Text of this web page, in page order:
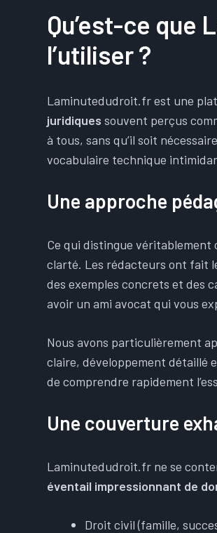
Qu’est-ce
l’utiliser ?
Laminutedudroit.fr est une
juridiques souvent perçus
à tous, sans qu’il soit
vocabulaire technique
Une approche
Ce qui distingue véritablement
clarté. Les rédacteurs ont fait
des exemples concrets et des
avoir un ami avocat qui vous
Nous avons particulièrement
claire, développement détaillé
de comprendre rapidement
Une couverture
Laminutedudroit.fr ne se
éventail impressionnant de
Droit civil (famille,